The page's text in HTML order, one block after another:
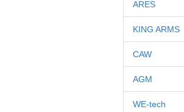
ARES
KING ARMS
CAW
AGM
WE-tech